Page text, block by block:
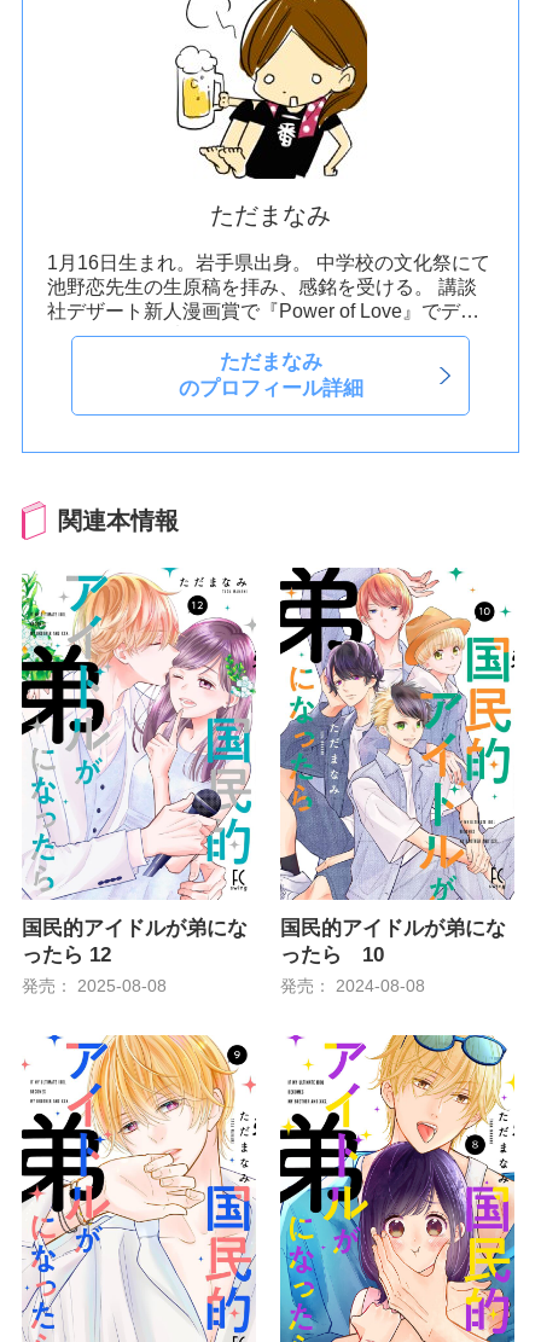
ただまなみ
1月16日生まれ。岩手県出身。
中学校の文化祭にて
池野恋先生の生原稿を拝み、感銘を受ける。
講談
社デザート新人漫画賞で『Power of Love』でデビ
ュー。ビール党。強くないのに飲むのは好き。カ
フェイン中毒患者。最近はほうじ茶ラテとあんこに
温泉のある街に住みたい。 代表作『失
恋寮へようこそ』（単行本）
『オオカミ少年とア
ただまなみ
のプロフィール詳細
関連本情報
国民的アイドルが弟にな
ったら 12
発売： 2025-08-08
国民的アイドルが弟にな
ったら 10
発売： 2024-08-08